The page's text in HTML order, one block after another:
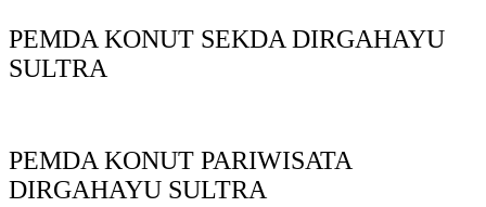
PEMDA KONUT SEKDA DIRGAHAYU
SULTRA
PEMDA KONUT PARIWISATA
DIRGAHAYU SULTRA